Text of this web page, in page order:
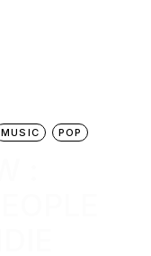
MUSIC POP